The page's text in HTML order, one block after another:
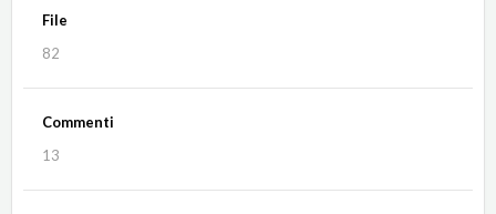
File
82
Commenti
13